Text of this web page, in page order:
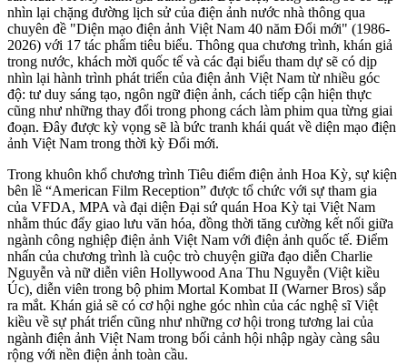
nhìn lại chặng đường lịch sử của điện ảnh nước nhà thông qua
chuyên đề "Diện mạo điện ảnh Việt Nam 40 năm Đổi mới" (1986-
2026) với 17 tác phẩm tiêu biểu. Thông qua chương trình, khán giả
trong nước, khách mời quốc tế và các đại biểu tham dự sẽ có dịp
nhìn lại hành trình phát triển của điện ảnh Việt Nam từ nhiều góc
độ: tư duy sáng tạo, ngôn ngữ điện ảnh, cách tiếp cận hiện thực
cũng như những thay đổi trong phong cách làm phim qua từng giai
đoạn. Đây được kỳ vọng sẽ là bức tranh khái quát về diện mạo điện
ảnh Việt Nam trong thời kỳ Đổi mới.
Trong khuôn khổ chương trình Tiêu điểm điện ảnh Hoa Kỳ, sự kiện
bên lề “American Film Reception” được tổ chức với sự tham gia
của VFDA, MPA và đại diện Đại sứ quán Hoa Kỳ tại Việt Nam
nhằm thúc đẩy giao lưu văn hóa, đồng thời tăng cường kết nối giữa
ngành công nghiệp điện ảnh Việt Nam với điện ảnh quốc tế. Điểm
nhấn của chương trình là cuộc trò chuyện giữa đạo diễn Charlie
Nguyễn và nữ diễn viên Hollywood Ana Thu Nguyễn (Việt kiều
Úc), diễn viên trong bộ phim Mortal Kombat II (Warner Bros) sắp
ra mắt. Khán giả sẽ có cơ hội nghe góc nhìn của các nghệ sĩ Việt
kiều về sự phát triển cũng như những cơ hội trong tương lai của
ngành điện ảnh Việt Nam trong bối cảnh hội nhập ngày càng sâu
rộng với nền điện ảnh toàn cầu.